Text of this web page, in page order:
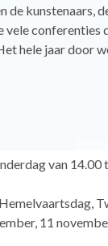
de kunstenaars,
vele conferenties
hele jaar door
van 14.00
11